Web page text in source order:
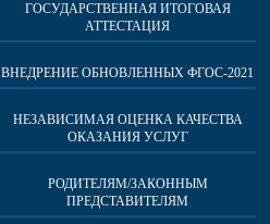
ГОСУДАРСТВЕННАЯ ИТОГОВАЯ
АТТЕСТАЦИЯ
ВНЕДРЕНИЕ ОБНОВЛЕННЫХ ФГОС-2021
НЕЗАВИСИМАЯ ОЦЕНКА КАЧЕСТВА
ОКАЗАНИЯ УСЛУГ
РОДИТЕЛЯМ/ЗАКОННЫМ
ПРЕДСТАВИТЕЛЯМ